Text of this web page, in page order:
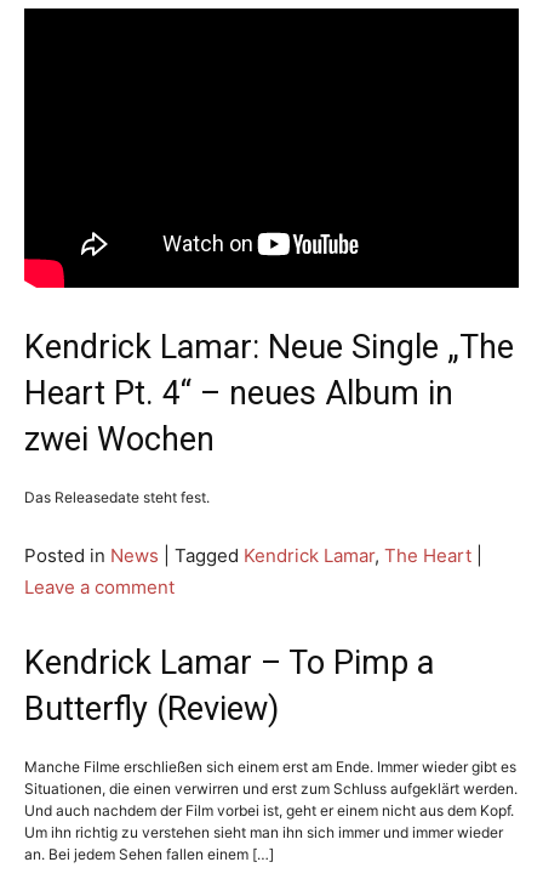
Kendrick Lamar: Neue Single „The
Heart Pt. 4“ – neues Album in
zwei Wochen
Das Releasedate steht fest.
Posted in News Tagged Kendrick Lamar, The Heart
Leave a comment
Kendrick Lamar – To Pimp a
Butterfly (Review)
Manche Filme erschließen sich einem erst am Ende. Immer wieder gibt es
Situationen, die einen verwirren und erst zum Schluss aufgeklärt werden.
Und auch nachdem der Film vorbei ist, geht er einem nicht aus dem Kopf.
Um ihn richtig zu verstehen sieht man ihn sich immer und immer wieder
an. Bei jedem Sehen fallen einem […]